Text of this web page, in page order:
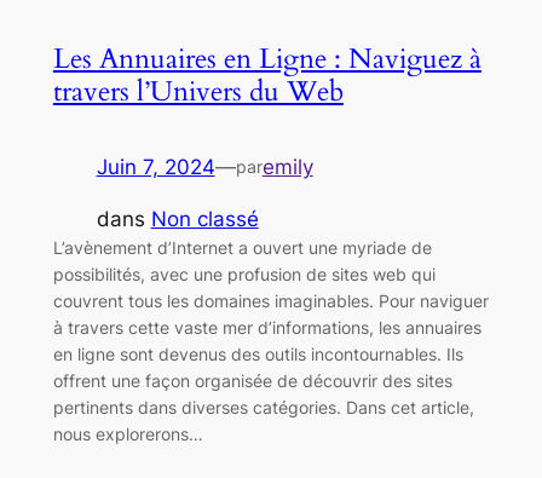
Les Annuaires en Ligne : Naviguez à
travers l’Univers du Web
Juin 7, 2024—paremily
dans Non classé
L’avènement d’Internet a ouvert une myriade de
possibilités, avec une profusion de sites web qui
couvrent tous les domaines imaginables. Pour naviguer
à travers cette vaste mer d’informations, les annuaires
en ligne sont devenus des outils incontournables. Ils
offrent une façon organisée de découvrir des sites
pertinents dans diverses catégories. Dans cet article,
nous explorerons…